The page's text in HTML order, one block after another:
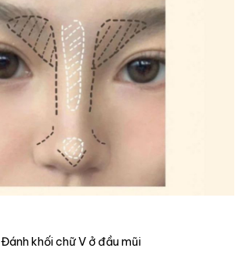
Đánh khối chữ V ở đầu mũi